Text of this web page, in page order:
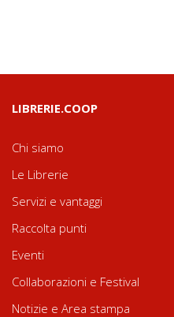
LIBRERIE.COOP
Chi siamo
Le Librerie
Servizi e vantaggi
Raccolta punti
Eventi
Collaborazioni e Festival
Notizie e Area stampa